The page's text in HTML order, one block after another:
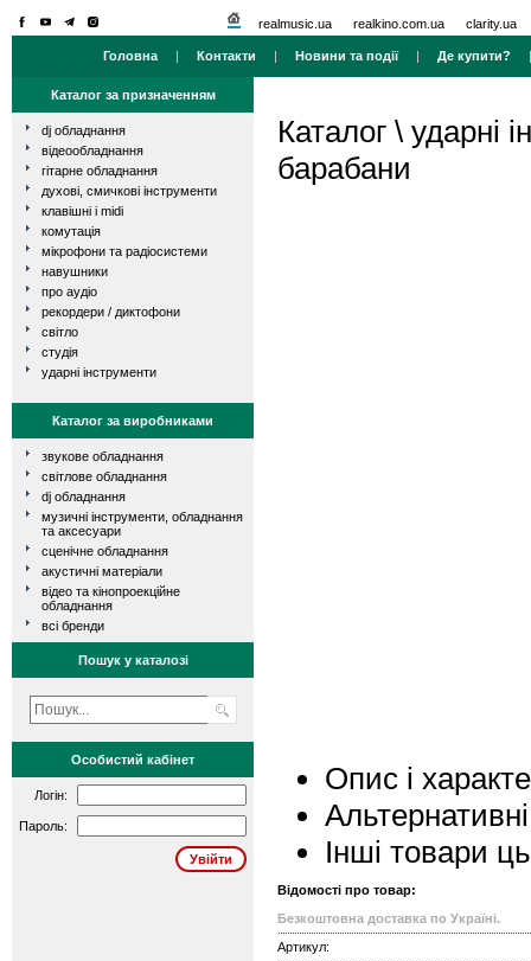
realmusic.ua realkino.com.ua clarity.ua
Головна | Контакти | Новини та події| Де купити?
Каталог за призначенням
dj обладнання
відеообладнання
гітарне обладнання
духові, смичкові інструменти
клавішні і midi
комутація
мікрофони та радіосистеми
навушники
про аудіо
рекордери / диктофони
світло
студія
ударні інструменти
Каталог за виробниками
звукове обладнання
світлове обладнання
dj обладнання
музичні інструменти, обладнання
та аксесуари
сценічне обладнання
акустичні матеріали
відео та кінопроекційне
обладнання
всі бренди
Пошук у каталозі
Особистий кабінет
Логін:
Пароль:
Каталог \ ударні
барабани
Опис і
Інші товари
Відомості про товар:
Безкоштовна доставка по Україні.
Артикул: